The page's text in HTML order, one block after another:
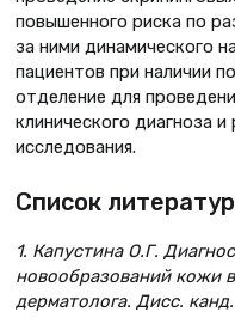
повышенного риска по
за ними динамического
пациентов при наличии
отделение для
клинического диагноза
исследования.
Список
1. Капустина О.Г.
новообразований кожи
дерматолога. Дисс.